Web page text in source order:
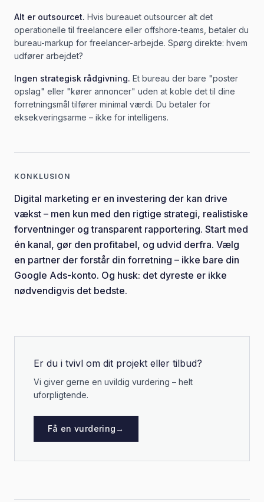
Alt er outsourcet. Hvis bureauet outsourcer alt det
operationelle til freelancere eller offshore-teams, betaler du
bureau-markup for freelancer-arbejde. Spørg direkte: hvem
udfører arbejdet?
Ingen strategisk rådgivning. Et bureau der bare "poster
opslag" eller "kører annoncer" uden at koble det til dine
forretningsmål tilfører minimal værdi. Du betaler for
eksekveringsarme – ikke for intelligens.
KONKLUSION
Digital marketing er en investering der kan drive
vækst – men kun med den rigtige strategi, realistiske
forventninger og transparent rapportering. Start med
én kanal, gør den profitabel, og udvid derfra. Vælg
en partner der forstår din forretning – ikke bare din
Google Ads-konto. Og husk: det dyreste er ikke
nødvendigvis det bedste.
Er du i tvivl om dit projekt eller tilbud?
Vi giver gerne en uvildig vurdering – helt
uforpligtende.
Få en vurdering→